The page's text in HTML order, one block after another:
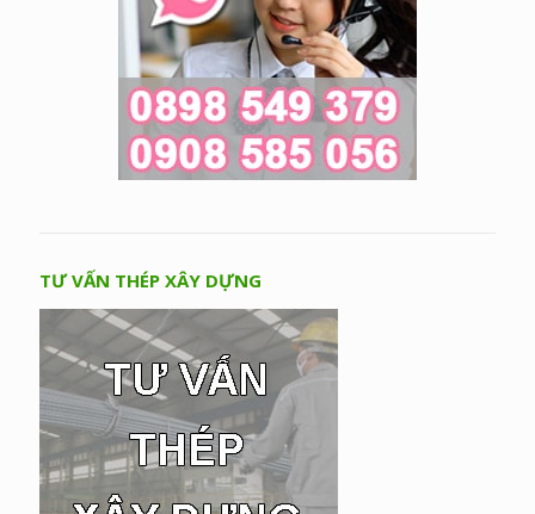
TƯ VẤN THÉP XÂY DỰNG